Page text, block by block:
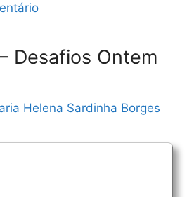
Desafios Ontem
Helena Sardinha Borges